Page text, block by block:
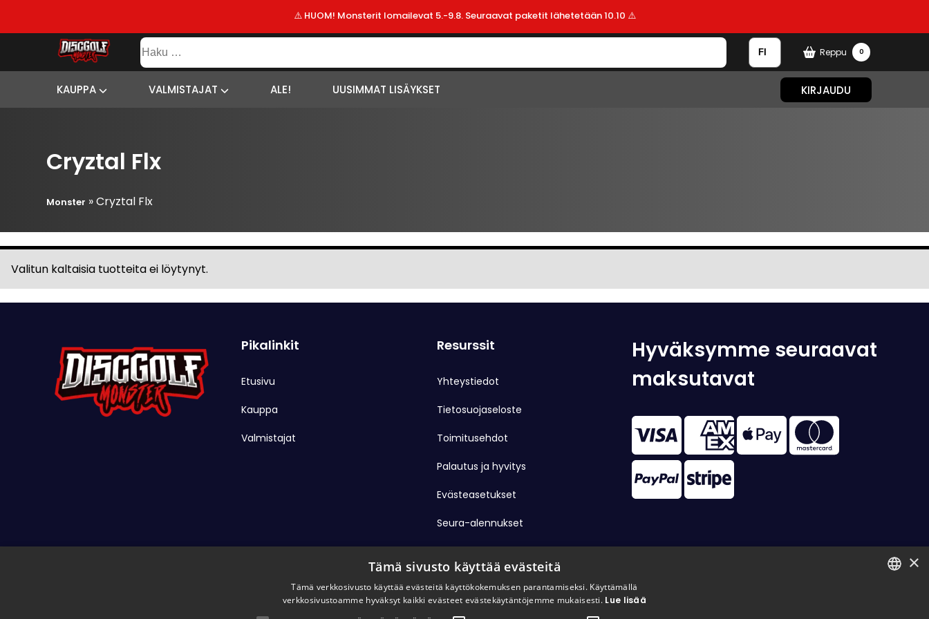
⚠️ HUOM! Monsterit lomailevat 5.-9.8. Seuraavat paketit lähetetään 10.10 ⚠️
VALMISTAJAT
SISÄLTÖ
SITEMAP
Haku: Reppu 0
KAUPPA VALMISTAJAT ALE! UUSIMMAT LISÄYKSET KIRJAUDU
Cryztal Flx
Monster »Cryztal Flx
Valitun kaltaisia tuotteita ei löytynyt.
Pikalinkit
Etusivu
Kauppa
Valmistajat
Resurssit
Yhteystiedot
Tietosuojaseloste
Toimitusehdot
Palautus ja hyvitys
Evästeasetukset
Seura-alennukset
Hyväksymme seuraavat
maksutavat
×
Tämä sivusto käyttää evästeitä
Tämä verkkosivusto käyttää evästeitä käyttökokemuksen parantamiseksi. Käyttämällä
verkkosivustoamme hyväksyt kaikki evästeet evästekäytäntöjemme mukaisesti. Lue lisää